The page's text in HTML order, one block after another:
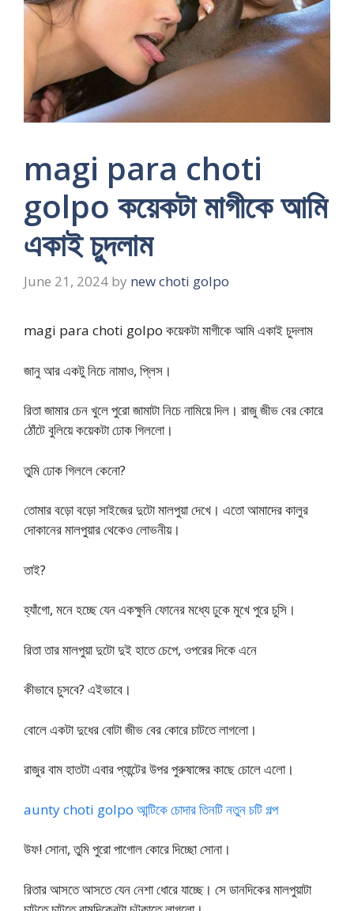
magi para choti
golpo কয়েকটা মাগীকে আমি
একাই চুদলাম
June 21, 2024 by new choti golpo
magi para choti golpo কয়েকটা মাগীকে আমি একাই চুদলাম
জানু আর একটু নিচে নামাও, প্লিস।
রিতা জামার চেন খুলে পুরো জামাটা নিচে নামিয়ে দিল। রাজু জীভ বের কোরে
ঠোঁটে বুলিয়ে কয়েকটা ঢোক গিললো।
তুমি ঢোক গিললে কেনো?
তোমার বড়ো বড়ো সাইজের দুটো মালপুয়া দেখে। এতো আমাদের কালুর
দোকানের মালপুয়ার থেকেও লোভনীয়।
তাই?
হ্যাঁগো, মনে হচ্ছে যেন একক্ষুনি ফোনের মধ্যে ঢুকে মুখে পুরে চুসি।
রিতা তার মালপুয়া দুটো দুই হাতে চেপে, ওপরের দিকে এনে
কীভাবে চুসবে? এইভাবে।
বোলে একটা দুধের বোটা জীভ বের কোরে চাটতে লাগলো।
রাজুর বাম হাতটা এবার প্যান্টের উপর পুরুষাঙ্গের কাছে চোলে এলো।
aunty choti golpo আন্টিকে চোদার তিনটি নতুন চটি গল্প
উফ! সোনা, তুমি পুরো পাগোল কোরে দিচ্ছো সোনা।
রিতার আসতে আসতে যেন নেশা ধোরে যাচ্ছে। সে ডানদিকের মালপুয়াটা